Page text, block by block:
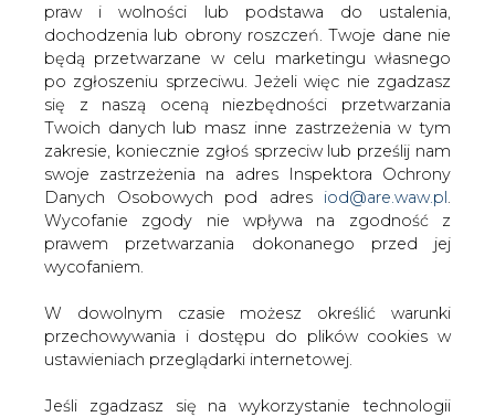
praw i wolności lub podstawa do ustalenia,
dochodzenia lub obrony roszczeń. Twoje dane nie
będą przetwarzane w celu marketingu własnego
po zgłoszeniu sprzeciwu. Jeżeli więc nie zgadzasz
się z naszą oceną niezbędności przetwarzania
Twoich danych lub masz inne zastrzeżenia w tym
zakresie, koniecznie zgłoś sprzeciw lub prześlij nam
swoje zastrzeżenia na adres Inspektora Ochrony
Danych Osobowych pod adres iod@are.waw.pl
Wycofanie zgody nie wpływa na zgodność z
prawem przetwarzania dokonanego przed jej
wycofaniem.
W dowolnym czasie możesz określić warunki
przechowywania i dostępu do plików cookies w
ustawieniach przeglądarki internetowej.
Jeśli zgadzasz się na wykorzystanie technologii
Lotos poinformował, że jeden z dwóch
punktów tankowania wodoru, które
mają być uruchomione przez koncern do
końca 2021 r., zostanie zainstalowany
przy stacji paliw przy ulicy
Łopuszańskiej w Warszawie.
Kolejny będzie funkcjonować w Gdańsku. Oba
stanowiska, razem z instalacją do oczyszczania i
dystrybucji wodoru, tworzą projekt Pure H2, który w 20
proc. będzie opłacany ze środków unijnych. Umowę na
grudniu podczas Szczytu Klimatycznego COP24 w
Katowicach.
elektrycznych na autostradach A1 i A2 między Warszawą a